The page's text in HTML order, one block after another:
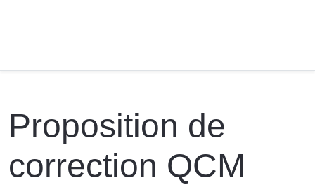
Proposition de
correction QCM